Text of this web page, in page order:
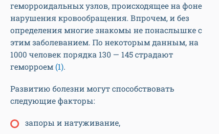
геморроидальных узлов, происходящее на фоне
нарушения кровообращения. Впрочем, и без
определения многие знакомы не понаслышке с
этим заболеванием. По некоторым данным, на
1000 человек порядка 130 — 145 страдают
геморроем (1).
Развитию болезни могут способствовать
следующие факторы:
запоры и натуживание,